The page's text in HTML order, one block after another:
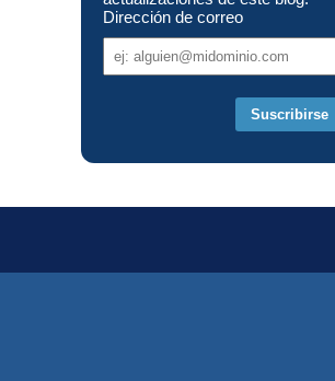
Dirección de correo
de